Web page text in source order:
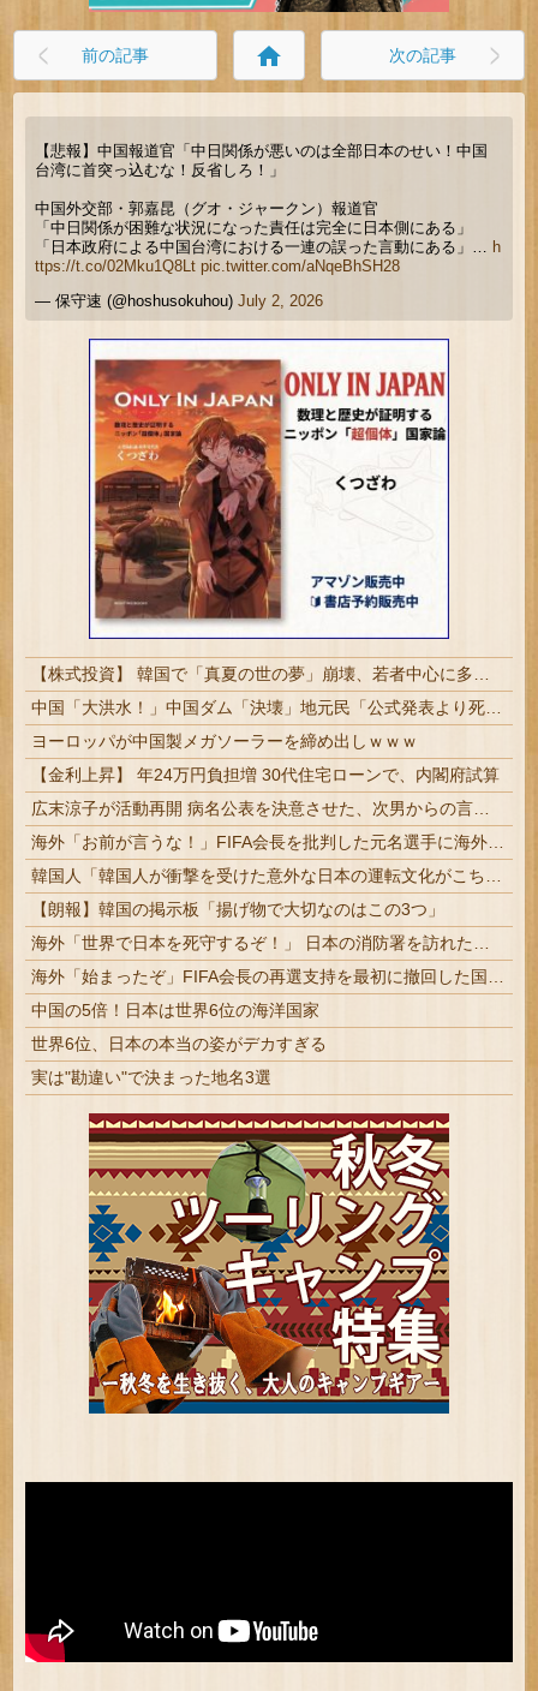
前の記事 home 次の記事
【悲報】中国報道官「中日関係が悪いのは全部日本のせい！中国
台湾に首突っ込むな！反省しろ！」
中国外交部・郭嘉昆（グオ・ジャークン）報道官
「中日関係が困難な状況になった責任は完全に日本側にある」
「日本政府による中国台湾における一連の誤った言動にある」… h
ttps://t.co/02Mku1Q8Lt pic.twitter.com/aNqeBhSH28
— 保守速 (@hoshusokuhou)July 2, 2026
ヨーロッパが中国製メガソーラーを締め出しｗｗｗ
【金利上昇】 年24万円負担増 30代住宅ローンで、内閣府試算
【朗報】韓国の掲示板「揚げ物で大切なのはこの3つ」
中国の5倍！日本は世界6位の海洋国家
世界6位、日本の本当の姿がデカすぎる
実は"勘違い"で決まった地名3選